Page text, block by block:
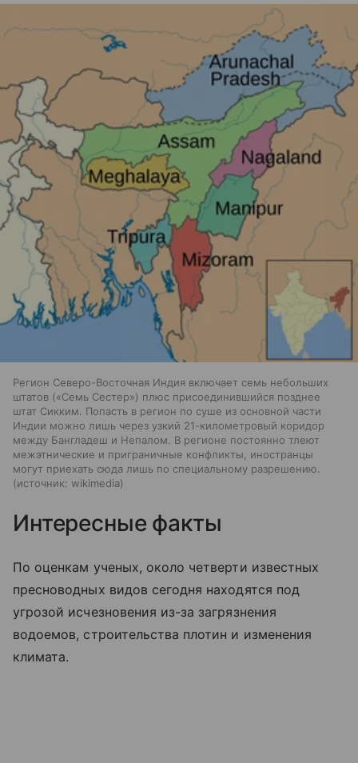
Регион Северо-Восточная Индия включает семь небольших
штатов («Семь Сестер») плюс присоединившийся позднее
штат Сикким. Попасть в регион по суше из основной части
Индии можно лишь через узкий 21-километровый коридор
между Бангладеш и Непалом. В регионе постоянно тлеют
межэтнические и приграничные конфликты, иностранцы
могут приехать сюда лишь по специальному разрешению.
источник: wikimedia
Интересные факты
По оценкам ученых, около четверти известных
пресноводных видов сегодня находятся под
угрозой исчезновения из-за загрязнения
водоемов, строительства плотин и изменения
климата.